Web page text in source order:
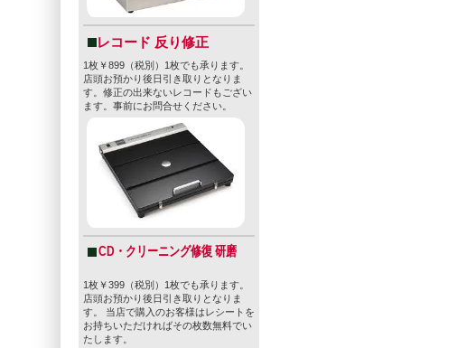
レコード 反り修正
1枚￥899（税別）1枚でも承ります。
店頭お預かり後日引き取りとなりま
す。修正の出来ないレコードもござい
ます。事前にお問合せください。
CD・クリーニング修復 研磨
1枚￥399（税別）1枚でも承ります。
店頭お預かり後日引き取りとなりま
す。 当店で購入のお客様はレシートを
お持ちいただければその枚数無料でい
たします。